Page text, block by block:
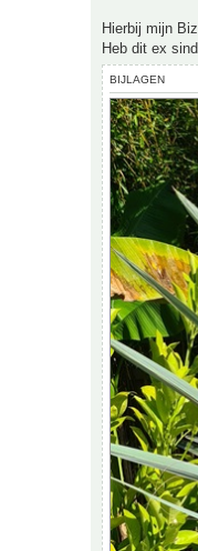
Hierbij mijn
Heb dit ex
BIJLAGEN